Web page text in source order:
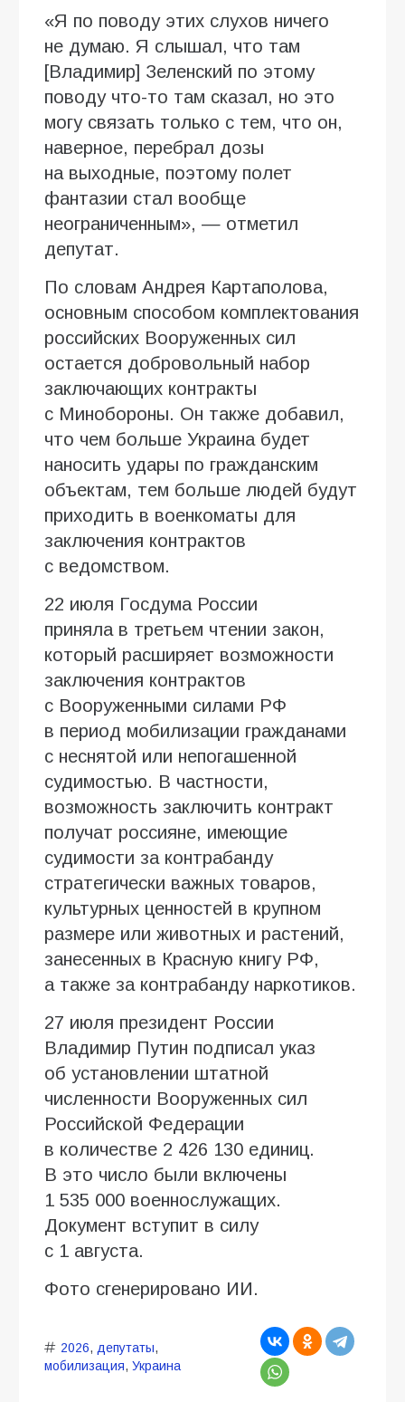
«Я по поводу этих слухов ничего
не думаю. Я слышал, что там
[Владимир] Зеленский по этому
поводу что-то там сказал, но это
могу связать только с тем, что он,
наверное, перебрал дозы
на выходные, поэтому полет
фантазии стал вообще
неограниченным», — отметил
депутат.
По словам Андрея Картаполова,
основным способом комплектования
российских Вооруженных сил
остается добровольный набор
заключающих контракты
с Минобороны. Он также добавил,
что чем больше Украина будет
наносить удары по гражданским
объектам, тем больше людей будут
приходить в военкоматы для
заключения контрактов
с ведомством.
22 июля Госдума России
приняла в третьем чтении закон,
который расширяет возможности
заключения контрактов
с Вооруженными силами РФ
в период мобилизации гражданами
с неснятой или непогашенной
судимостью. В частности,
возможность заключить контракт
получат россияне, имеющие
судимости за контрабанду
стратегически важных товаров,
культурных ценностей в крупном
размере или животных и растений,
занесенных в Красную книгу РФ,
а также за контрабанду наркотиков.
27 июля президент России
Владимир Путин подписал указ
об установлении штатной
численности Вооруженных сил
Российской Федерации
в количестве 2 426 130 единиц.
В это число были включены
1 535 000 военнослужащих.
Документ вступит в силу
с 1 августа.
Фото сгенерировано ИИ.
2026, депутаты,
мобилизация, Украина